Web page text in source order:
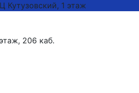
Кутузовский, 1 этаж
206 каб.